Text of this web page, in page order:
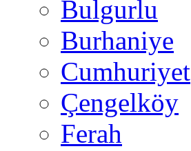
Bulgurlu
Burhaniye
Cumhuriyet
Çengelköy
Ferah